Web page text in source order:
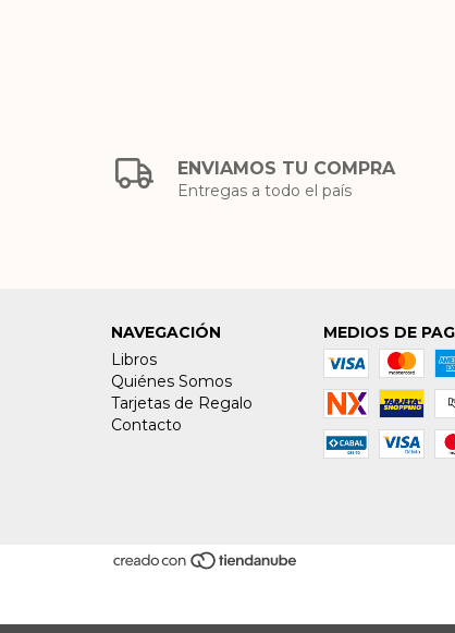
ENVIAMOS TU COMPRA
Entregas a todo el país
NAVEGACIÓN
Libros
Quiénes Somos
Tarjetas de Regalo
Contacto
MEDIOS DE